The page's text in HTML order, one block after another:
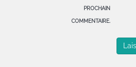
PROCHAIN
COMMENTAIRE.